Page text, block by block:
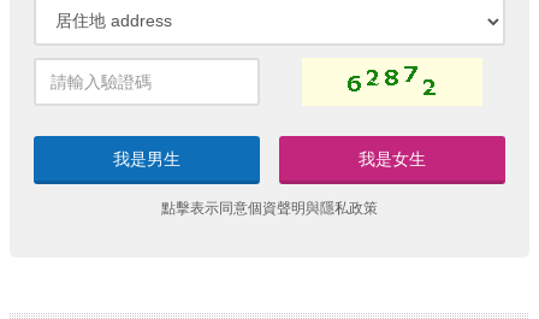
我是男生 我是女生
點擊表示同意個資聲明與隱私政策